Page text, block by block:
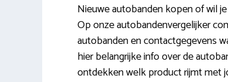
Nieuwe autobanden kopen of wil
Op onze autobandenvergelijker
autobanden en contactgegevens
hier belangrijke info over de
ontdekken welk product rijmt met